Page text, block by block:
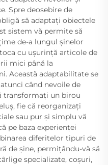
Spre deosebire de
să adaptați obiectele
sistem vă permite să
de-a lungul șinelor
cu ușurință articole de
mici până la
Această adaptabilitate se
când nevoile de
transformați un birou
fie că reorganizați
sau pur și simplu vă
pe baza experienței
diferitelor tipuri de
de șine, permițându-vă să
specializate, coșuri,